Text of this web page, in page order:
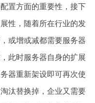
置方面的重要性，接下
性，随着所在行业的发
或增或减都需要服务器
此时服务器自身的扩展
器重新架设即可再次使
汰替换掉，企业又需要